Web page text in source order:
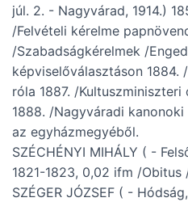
júl. 2. - Nagyvárad, 1914.)
/Felvételi kérelme
/Szabadságkérelmek /
képviselőválasztáson 1884.
róla 1887. /
1888. /Nagyváradi
az egyházmegyéből.
SZÉCHÉNYI MIHÁLY ( -
1821-1823, 0,02 ifm /Obitus
SZÉGER JÓZSEF ( -